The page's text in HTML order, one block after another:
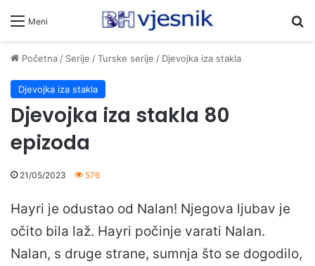
Meni
Početna/ Serije /Turske serije / Djevojka iza stakla
Djevojka iza stakla
Djevojka iza stakla 80
epizoda
21/05/2023 576
Hayri je odustao od Nalan! Njegova ljubav je
očito bila laž. Hayri počinje varati Nalan.
Nalan, s druge strane, sumnja što se dogodilo,